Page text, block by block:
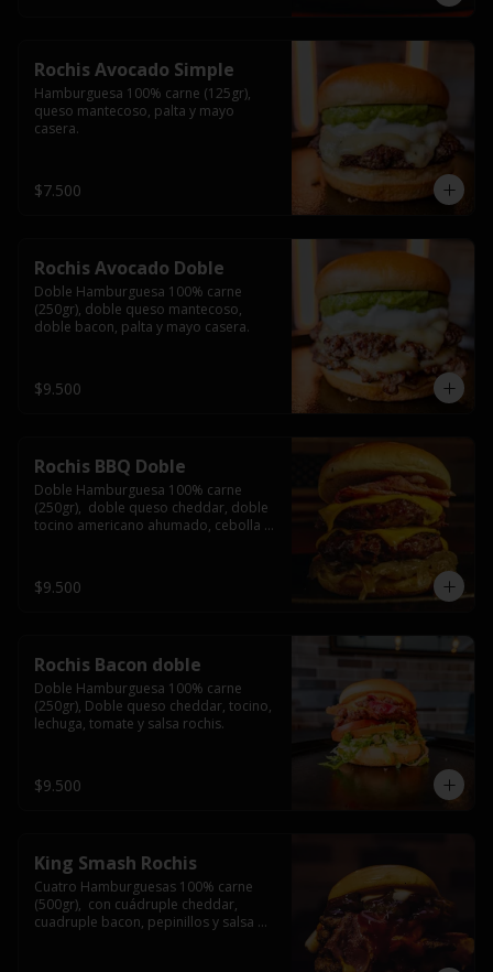
Rochis Avocado Simple
Hamburguesa 100% carne (125gr),
queso mantecoso, palta y mayo
casera.
$7.500
Rochis Avocado Doble
Doble Hamburguesa 100% carne
(250gr), doble queso mantecoso,
doble bacon, palta y mayo casera.
$9.500
Rochis BBQ Doble
Doble Hamburguesa 100% carne
(250gr),  doble queso cheddar, doble
tocino americano ahumado, cebolla
$9.500
Rochis Bacon doble
Doble Hamburguesa 100% carne
(250gr), Doble queso cheddar, tocino,
lechuga, tomate y salsa rochis.
$9.500
King Smash Rochis
Cuatro Hamburguesas 100% carne
(500gr),  con cuádruple cheddar,
cuadruple bacon, pepinillos y salsa